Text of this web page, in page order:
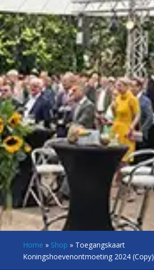
Home » Shop » Toegangskaart
Koningshoevenontmoeting 2024 (Copy)